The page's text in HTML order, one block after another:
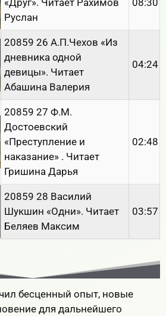
Руслан
20859 26 А.П.Чехов «Из
дневника одной
девицы». Читает
Абашина Валерия
04:24
20859 27 Ф.М.
Достоевский
«Преступление и
наказание» . Читает
Гришина Дарья
02:48
20859 28 Василий
Шукшин «Одни». Читает
Беляев Максим
03:57
бесценный опыт, новые
для дальнейшего